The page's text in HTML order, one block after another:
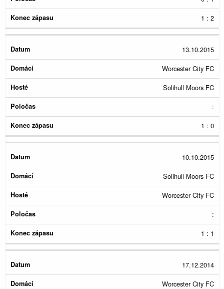
1 : 2
13.10.2015
Worcester City FC
Solihull Moors FC
:
1 : 0
10.10.2015
Solihull Moors FC
Worcester City FC
:
1 : 1
17.12.2014
Worcester City FC